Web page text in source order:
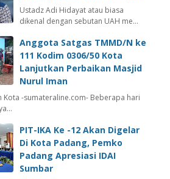
Ustadz Adi Hidayat atau biasa
dikenal dengan sebutan UAH me…
Anggota Satgas TMMD/N ke
111 Kodim 0306/50 Kota
Lanjutkan Perbaikan Masjid
Nurul Iman
Kota -sumateraline.com- Beberapa hari
PIT-IKA Ke -12 Akan Digelar
Di Kota Padang, Pemko
Padang Apresiasi IDAI
Sumbar